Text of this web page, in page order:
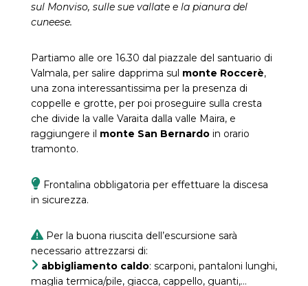
sul Monviso, sulle sue vallate e la pianura del
cuneese.
Partiamo alle ore 16.30 dal piazzale del santuario di
Valmala, per salire dapprima sul monte Roccerè,
una zona interessantissima per la presenza di
coppelle e grotte, per poi proseguire sulla cresta
che divide la valle Varaita dalla valle Maira, e
raggiungere il monte San Bernardoin orario
tramonto.
Frontalina obbligatoria per effettuare la discesa
in sicurezza.
Per la buona riuscita dell’escursione sarà
necessario attrezzarsi di:
abbigliamento caldo: scarponi, pantaloni lunghi,
maglia termica/pile, giacca, cappello, guanti,…